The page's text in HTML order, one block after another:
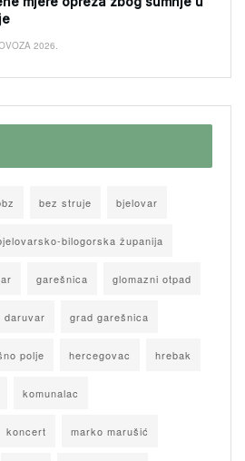
2026.
bez struje bjelovar
bilogorska županija
garešnica glomazni otpad
daruvar grad garešnica
polje hercegovac hrebak
komunalac
koncert marko marušić